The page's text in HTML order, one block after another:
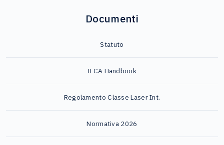
Documenti
Statuto
ILCA Handbook
Regolamento Classe Laser Int.
Normativa 2026